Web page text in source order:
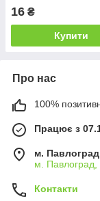
низькоросла петунія
16 ₴
Купити
Про нас
100%
Працює з
м. Павлоград
м. Павлоград,
Контакти